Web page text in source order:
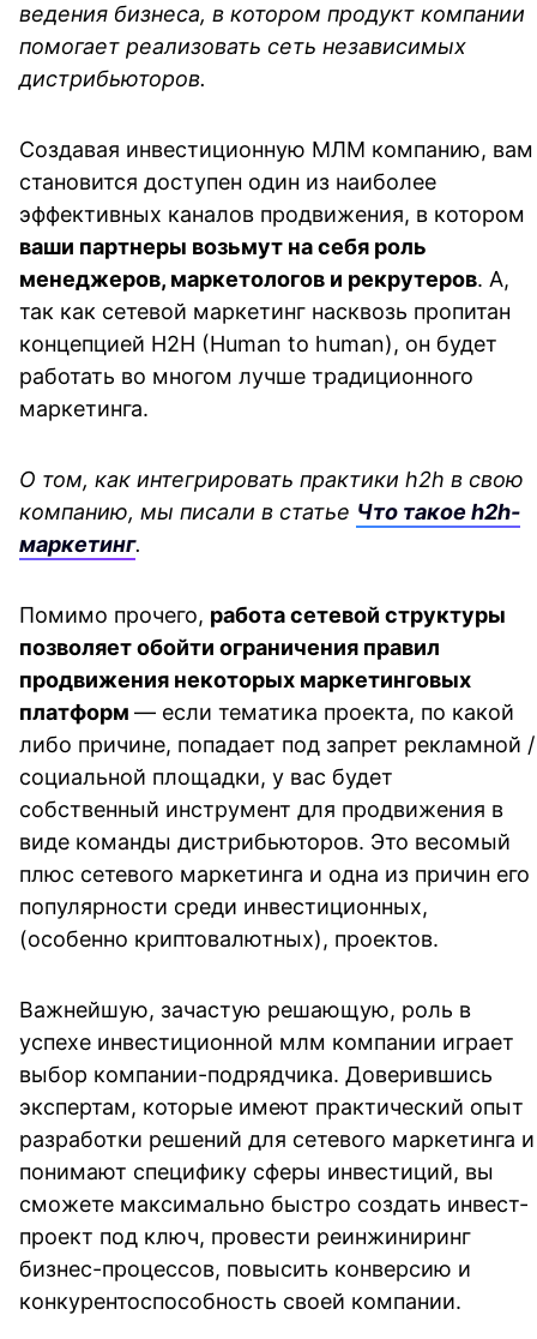
ведения бизнеса, в котором продукт компании
помогает реализовать сеть независимых
дистрибьюторов.
Создавая инвестиционную МЛМ компанию, вам
становится доступен один из наиболее
ваши партнеры возьмут на себя роль
менеджеров, маркетологов и рекрутеров. А,
так как сетевой маркетинг насквозь пропитан
концепцией H2H (Human to human), он будет
работать во многом лучше традиционного
маркетинга.
О том, как интегрировать практики h2h в свою
компанию, мы писали в статье Что такое h2h-
маркетинг.
Помимо прочего, работа сетевой структуры
позволяет обойти ограничения правил
продвижения некоторых маркетинговых
платформ — если тематика проекта, по какой
либо причине, попадает под запрет рекламной /
социальной площадки, у вас будет
собственный инструмент для продвижения в
виде команды дистрибьюторов. Это весомый
плюс сетевого маркетинга и одна из причин его
популярности среди инвестиционных,
(особенно криптовалютных), проектов.
Важнейшую, зачастую решающую, роль в
успехе инвестиционной млм компании играет
выбор компании-подрядчика. Доверившись
экспертам, которые имеют практический опыт
разработки решений для сетевого маркетинга и
понимают специфику сферы инвестиций, вы
сможете максимально быстро создать инвест-
проект под ключ, провести реинжиниринг
бизнес-процессов, повысить конверсию и
конкурентоспособность своей компании.